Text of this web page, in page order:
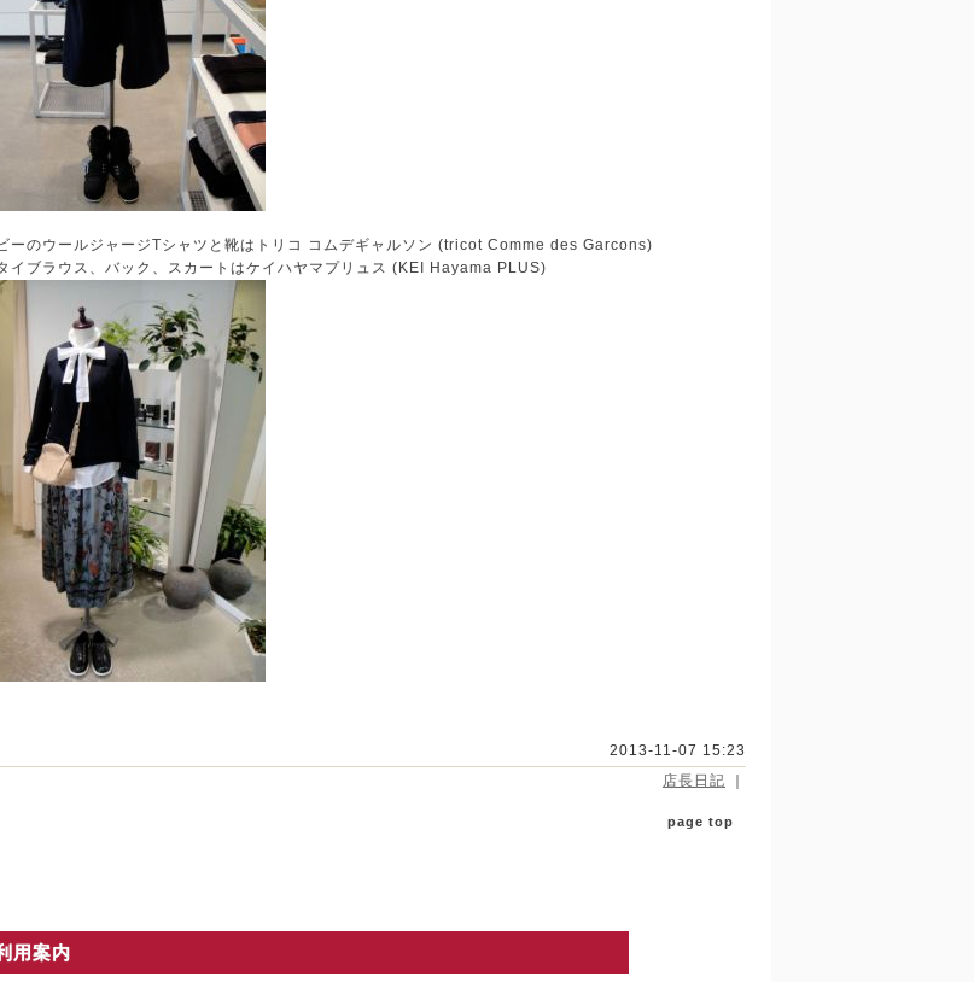
ーのウールジャージTシャツと靴はトリコ コムデギャルソン (tricot Comme des Garcons)
イブラウス、バック、スカートはケイハヤマプリュス (KEI Hayama PLUS)
2013-11-07 15:23
店長日記
page top
用案内